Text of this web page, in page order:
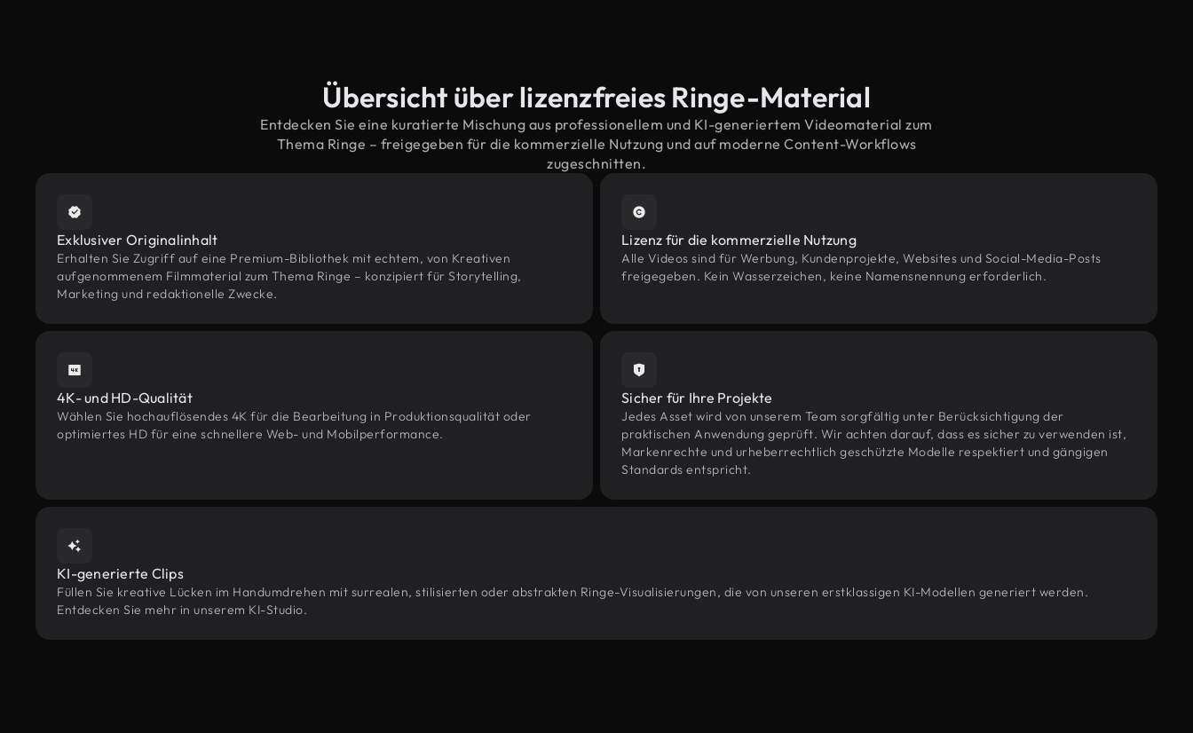
Übersicht über lizenzfreies Ringe-Material
Entdecken Sie eine kuratierte Mischung aus professionellem und KI-generiertem Videomaterial zum
Thema Ringe – freigegeben für die kommerzielle Nutzung und auf moderne Content-Workflows
zugeschnitten.
Exklusiver Originalinhalt
Erhalten Sie Zugriff auf eine Premium-Bibliothek mit echtem, von Kreativen
aufgenommenem Filmmaterial zum Thema Ringe – konzipiert für Storytelling,
Marketing und redaktionelle Zwecke.
Lizenz für die kommerzielle Nutzung
Alle Videos sind für Werbung, Kundenprojekte, Websites und Social-Media-Posts
freigegeben. Kein Wasserzeichen, keine Namensnennung erforderlich.
4K- und HD-Qualität
Wählen Sie hochauflösendes 4K für die Bearbeitung in Produktionsqualität oder
optimiertes HD für eine schnellere Web- und Mobilperformance.
Sicher für Ihre Projekte
Jedes Asset wird von unserem Team sorgfältig unter Berücksichtigung der
praktischen Anwendung geprüft. Wir achten darauf, dass es sicher zu verwenden ist,
Markenrechte und urheberrechtlich geschützte Modelle respektiert und gängigen
Standards entspricht.
KI-generierte Clips
Füllen Sie kreative Lücken im Handumdrehen mit surrealen, stilisierten oder abstrakten Ringe-Visualisierungen, die von unseren erstklassigen KI-Modellen generiert werden.
Entdecken Sie mehr in unserem KI-Studio.